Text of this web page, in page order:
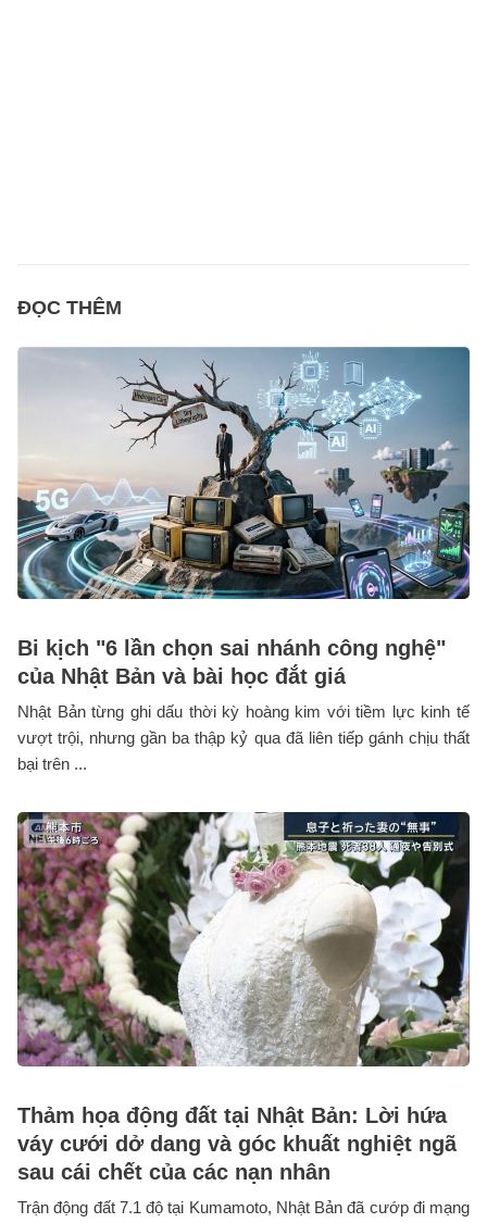
ĐỌC THÊM
Bi kịch "6 lần chọn sai nhánh công nghệ"
của Nhật Bản và bài học đắt giá
Nhật Bản từng ghi dấu thời kỳ hoàng kim với tiềm lực kinh tế
vượt trội, nhưng gần ba thập kỷ qua đã liên tiếp gánh chịu thất
bại trên ...
Thảm họa động đất tại Nhật Bản: Lời hứa
váy cưới dở dang và góc khuất nghiệt ngã
sau cái chết của các nạn nhân
Trận động đất 7.1 độ tại Kumamoto, Nhật Bản đã cướp đi mạng